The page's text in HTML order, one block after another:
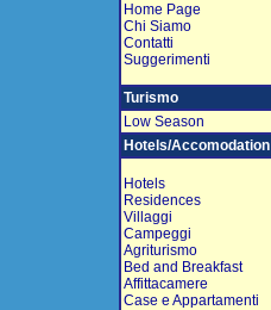
Home Page
Chi Siamo
Contatti
Suggerimenti
Turismo
Low Season
Hotels/Accomodation
Hotels
Residences
Villaggi
Campeggi
Agriturismo
Bed and Breakfast
Affittacamere
Case e Appartamenti